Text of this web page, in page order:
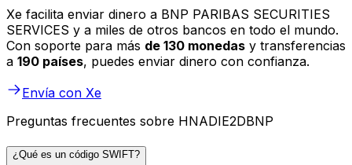
Xe facilita enviar dinero a BNP PARIBAS SECURITIES
SERVICES y a miles de otros bancos en todo el mundo.
Con soporte para más de 130 monedas y transferencias
a 190 países, puedes enviar dinero con confianza.
Envía con Xe
Preguntas frecuentes sobre HNADIE2DBNP
¿Qué es un código SWIFT?